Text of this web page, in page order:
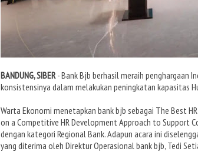
BANDUNG, SIBER - Bank Bjb berhasil meraih penghargaan
konsistensinya dalam melakukan peningkatan kapasitas
Warta Ekonomi menetapkan bank bjb sebagai The Best
on a Competitive HR Development Approach to Support
dengan kategori Regional Bank. Adapun acara ini
yang diterima oleh Direktur Operasional bank bjb, Tedi